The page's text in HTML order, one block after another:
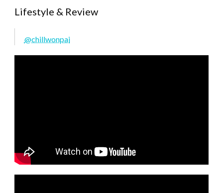
Lifestyle & Review
@chillwonpai